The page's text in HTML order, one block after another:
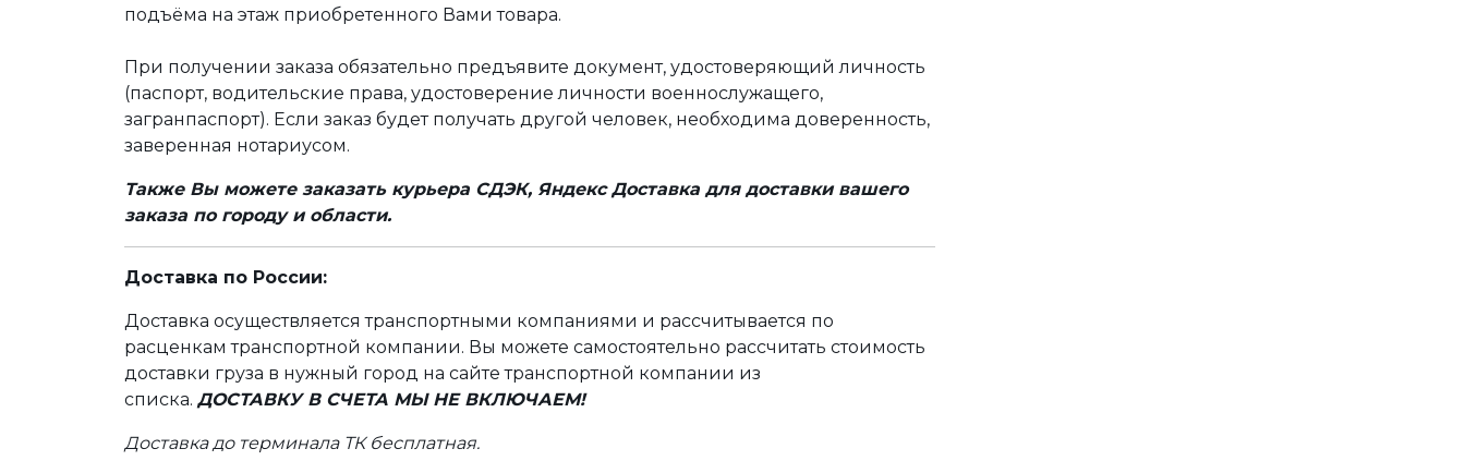
подъёма на этаж приобретенного Вами товара.
При получении заказа обязательно предъявите документ, удостоверяющий личность
(паспорт, водительские права, удостоверение личности военнослужащего,
загранпаспорт). Если заказ будет получать другой человек, необходима доверенность,
заверенная нотариусом.
Также Вы можете заказать курьера СДЭК, Яндекс Доставка для доставки вашего
заказа по городу и области.
Доставка по России:
Доставка осуществляется транспортными компаниями и рассчитывается по
расценкам транспортной компании. Вы можете самостоятельно рассчитать стоимость
доставки груза в нужный город на сайте транспортной компании из
списка. ДОСТАВКУ В СЧЕТА МЫ НЕ ВКЛЮЧАЕМ!
Доставка до терминала ТК бесплатная.